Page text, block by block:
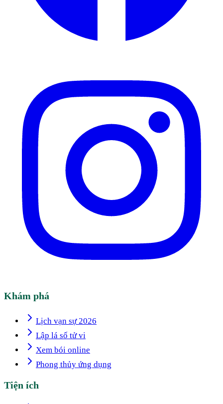
Khám phá
Lịch vạn sự 2026
Lập lá số tử vi
Xem bói online
Phong thủy ứng dụng
Tiện ích